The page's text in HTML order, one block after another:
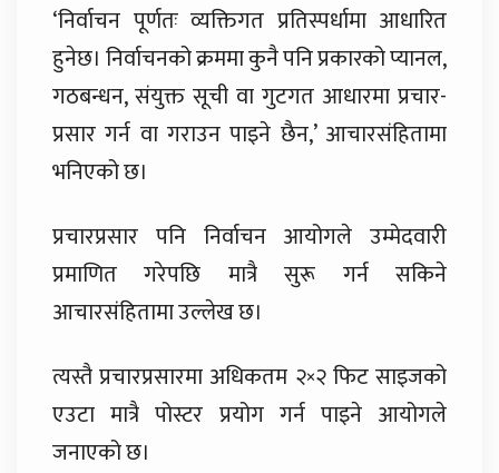
‘निर्वाचन पूर्णतः व्यक्तिगत प्रतिस्पर्धामा आधारित
हुनेछ। निर्वाचनको क्रममा कुनै पनि प्रकारको प्यानल,
गठबन्धन, संयुक्त सूची वा गुटगत आधारमा प्रचार-
प्रसार गर्न वा गराउन पाइने छैन,’ आचारसंहितामा
भनिएको छ।
प्रचारप्रसार पनि निर्वाचन आयोगले उम्मेदवारी
प्रमाणित गरेपछि मात्रै सुरू गर्न सकिने
आचारसंहितामा उल्लेख छ।
त्यस्तै प्रचारप्रसारमा अधिकतम २×२ फिट साइजको
एउटा मात्रै पोस्टर प्रयोग गर्न पाइने आयोगले
जनाएको छ।